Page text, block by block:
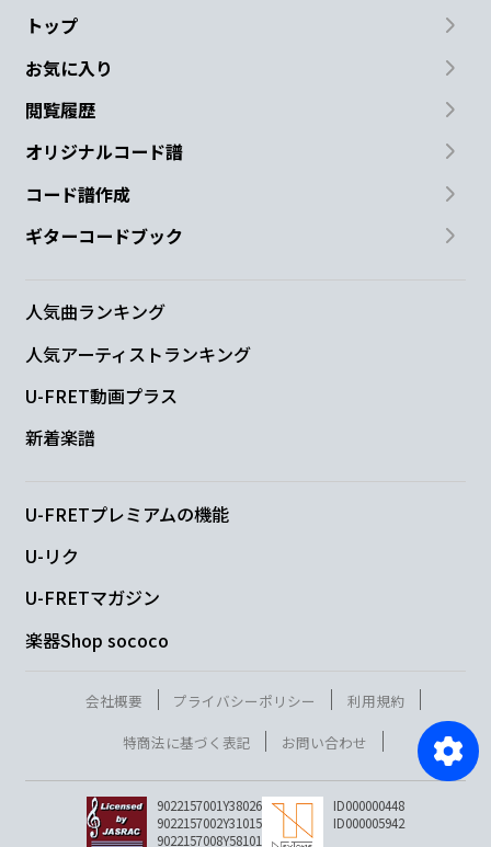
トップ
お気に入り
閲覧履歴
オリジナルコード譜
コード譜作成
ギターコードブック
人気曲ランキング
人気アーティストランキング
U-FRET動画プラス
新着楽譜
U-FRETプレミアムの機能
U-リク
U-FRETマガジン
楽器Shop sococo
会社概要 プライバシーポリシー
利用規約
特商法に基づく表記
お問い合わせ
9022157001Y38026
9022157002Y31015
9022157008Y58101
ID000000448
ID000005942